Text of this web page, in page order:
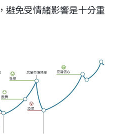
避免受情緒影響是十分重